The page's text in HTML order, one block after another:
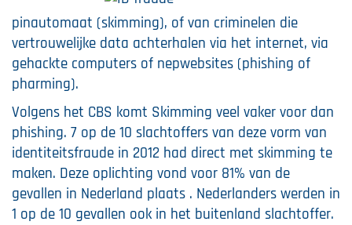
pinautomaat (skimming), of van criminelen die
vertrouwelijke data achterhalen via het internet, via
gehackte computers of nepwebsites (phishing of
pharming).
Volgens het CBS komt Skimming veel vaker voor dan
phishing. 7 op de 10 slachtoffers van deze vorm van
identiteitsfraude in 2012 had direct met skimming te
maken. Deze oplichting vond voor 81% van de
gevallen in Nederland plaats . Nederlanders werden in
1 op de 10 gevallen ook in het buitenland slachtoffer.